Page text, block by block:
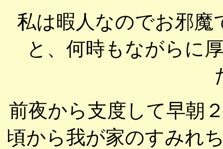
私は暇人なのでお邪
と、何時もながらに
前夜から支度して早朝
頃から我が家のすみれ